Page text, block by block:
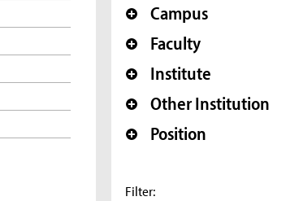
Campus
Faculty
Institute
Other Institution
Position
Filter: